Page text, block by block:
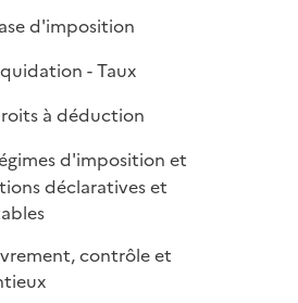
d'imposition
- Taux
à déduction
d'imposition et
déclaratives et
contrôle et